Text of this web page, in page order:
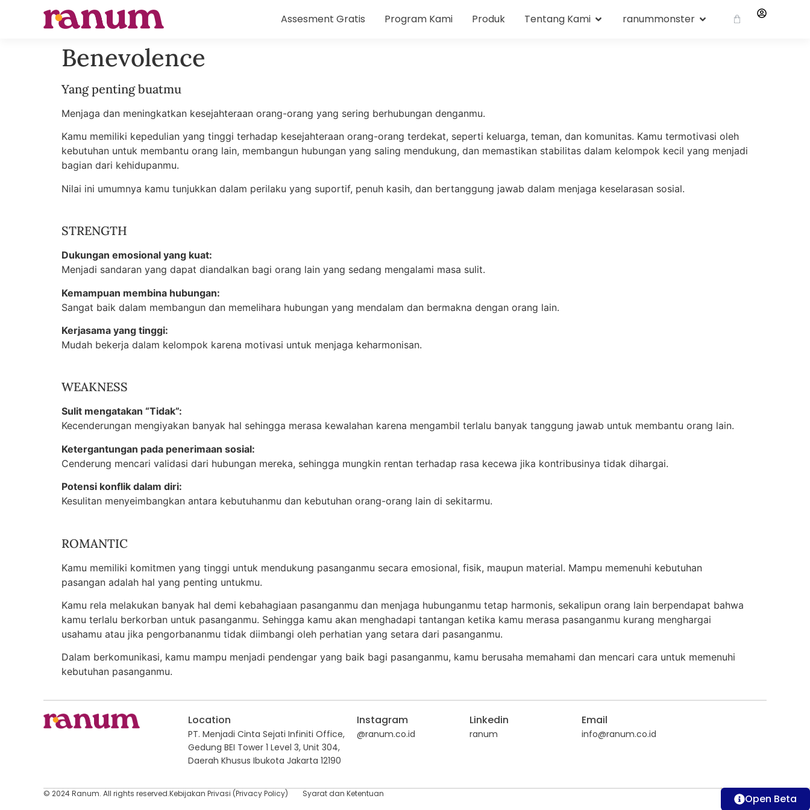
Assesment Gratis Program Kami Produk Tentang Kami ranummonster
Benevolence
Yang penting buatmu
Menjaga dan meningkatkan kesejahteraan orang-orang yang sering berhubungan denganmu.
Kamu memiliki kepedulian yang tinggi terhadap kesejahteraan orang-orang terdekat, seperti keluarga, teman, dan komunitas. Kamu termotivasi oleh
kebutuhan untuk membantu orang lain, membangun hubungan yang saling mendukung, dan memastikan stabilitas dalam kelompok kecil yang menjadi
bagian dari kehidupanmu.
Nilai ini umumnya kamu tunjukkan dalam perilaku yang suportif, penuh kasih, dan bertanggung jawab dalam menjaga keselarasan sosial.
STRENGTH
Dukungan emosional yang kuat:
Menjadi sandaran yang dapat diandalkan bagi orang lain yang sedang mengalami masa sulit.
Kemampuan membina hubungan:
Sangat baik dalam membangun dan memelihara hubungan yang mendalam dan bermakna dengan orang lain.
Kerjasama yang tinggi:
Mudah bekerja dalam kelompok karena motivasi untuk menjaga keharmonisan.
WEAKNESS
Sulit mengatakan “Tidak”:
Kecenderungan mengiyakan banyak hal sehingga merasa kewalahan karena mengambil terlalu banyak tanggung jawab untuk membantu orang lain.
Ketergantungan pada penerimaan sosial:
Cenderung mencari validasi dari hubungan mereka, sehingga mungkin rentan terhadap rasa kecewa jika kontribusinya tidak dihargai.
Potensi konflik dalam diri:
Kesulitan menyeimbangkan antara kebutuhanmu dan kebutuhan orang-orang lain di sekitarmu.
ROMANTIC
Kamu memiliki komitmen yang tinggi untuk mendukung pasanganmu secara emosional, fisik, maupun material. Mampu memenuhi kebutuhan
pasangan adalah hal yang penting untukmu.
Kamu rela melakukan banyak hal demi kebahagiaan pasanganmu dan menjaga hubunganmu tetap harmonis, sekalipun orang lain berpendapat bahwa
kamu terlalu berkorban untuk pasanganmu. Sehingga kamu akan menghadapi tantangan ketika kamu merasa pasanganmu kurang menghargai
usahamu atau jika pengorbananmu tidak diimbangi oleh perhatian yang setara dari pasanganmu.
Dalam berkomunikasi, kamu mampu menjadi pendengar yang baik bagi pasanganmu, kamu berusaha memahami dan mencari cara untuk memenuhi
kebutuhan pasanganmu.
Location
PT. Menjadi Cinta Sejati Infiniti Office,
Gedung BEI Tower 1 Level 3, Unit 304,
Daerah Khusus Ibukota Jakarta 12190
Instagram
@ranum.co.id
Linkedin
ranum
Email
info@ranum.co.id
© 2024 Ranum. All rights reserved.Kebijakan Privasi (Privacy Policy) Syarat dan Ketentuan Open Beta